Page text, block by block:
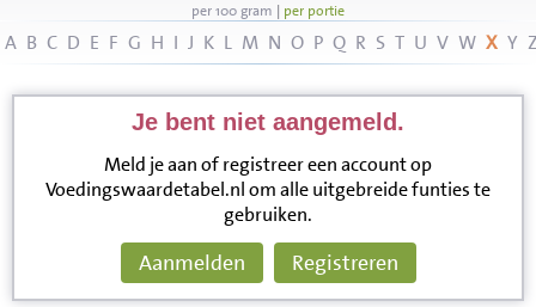
per 100 gram | per portie
A B C D E F G H I J K L M N O P Q R S T U V W X Y
Je bent niet aangemeld.
Meld je aan of registreer een account op
Voedingswaardetabel.nl om alle uitgebreide funties te
gebruiken.
Aanmelden Registreren